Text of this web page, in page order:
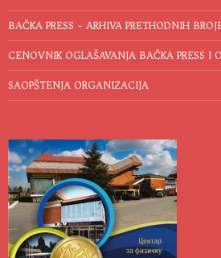
BAČKA PRESS – ARHIVA PRETHODNIH
CENOVNIK OGLAŠAVANJA BAČKA PRESS I
SAOPŠTENJA ORGANIZACIJA